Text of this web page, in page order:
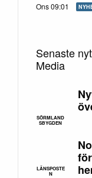
Ons 09:01
Senaste
Media
SÖRMLAND
SBYGDEN
LÄNSPOSTE
N